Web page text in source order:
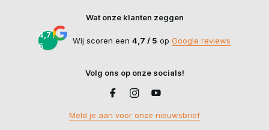
Wat onze klanten zeggen
4,7 /
5
Wij scoren een 4,7 / 5 op Google reviews
Volg ons op onze socials!
Meld je aan voor onze nieuwsbrief